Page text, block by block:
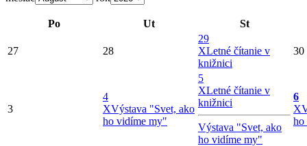
Po Ut St
27 28
29
XLetné čítanie v
knižnici
30
3
4
XVýstava "Svet, ako
ho vidíme my"
5
XLetné čítanie v
knižnici
Výstava "Svet, ako
ho vidíme my"
6
X
ho